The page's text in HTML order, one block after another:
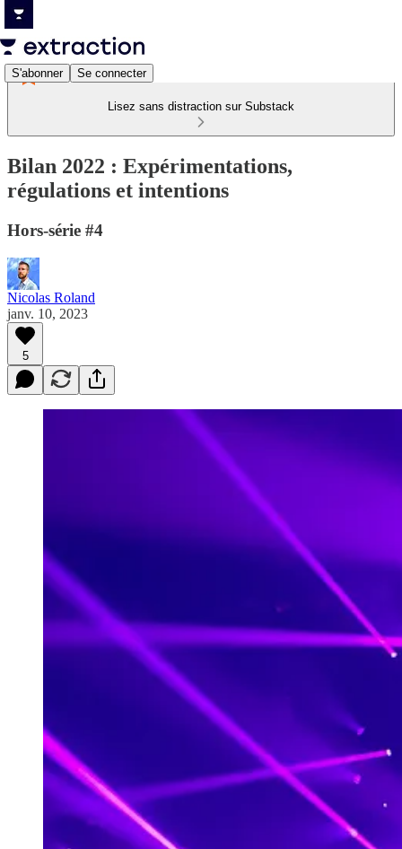
S'abonner Se connecter
Lisez sans distraction sur Substack
Bilan 2022 : Expérimentations,
régulations et intentions
Hors-série #4
Nicolas Roland
janv. 10, 2023
5